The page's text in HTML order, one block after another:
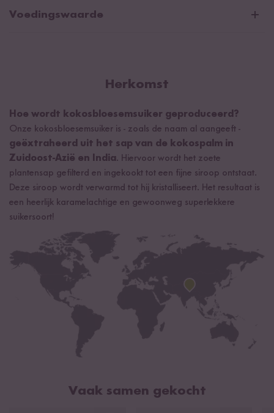
Voedingswaarde
waarvan suikers
Eiwitten
Zout 0,1 g
Herkomst
Hoe wordt kokosbloesemsuiker geproduceerd?
Onze kokosbloesemsuiker is - zoals de naam al aangeeft -
geëxtraheerd uit het sap van de kokospalm in
Zuidoost-Azië en India. Hiervoor wordt het zoete
plantensap gefilterd en ingekookt tot een fijne siroop ontstaat.
Deze siroop wordt verwarmd tot hij kristalliseert. Het resultaat is
een heerlijk karamelachtige en gewoonweg superlekkere
suikersoort!
Vaak samen gekocht